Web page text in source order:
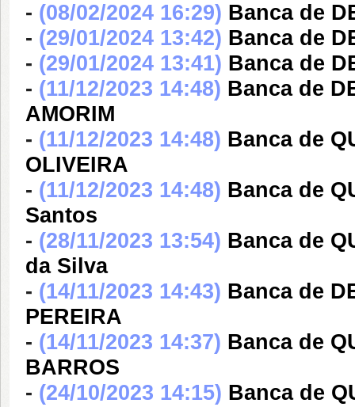
- (08/02/2024 16:29) Banca de
- (29/01/2024 13:42) Banca de
- (29/01/2024 13:41) Banca de
- (11/12/2023 14:48) Banca de
AMORIM
- (11/12/2023 14:48) Banca de
OLIVEIRA
- (11/12/2023 14:48) Banca de
Santos
- (28/11/2023 13:54) Banca de
da Silva
- (14/11/2023 14:43) Banca de
PEREIRA
- (14/11/2023 14:37) Banca de
BARROS
- (24/10/2023 14:15) Banca de